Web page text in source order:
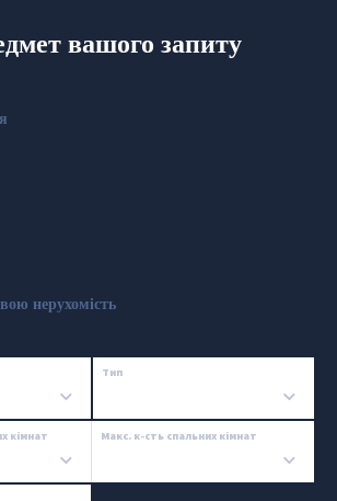
вашого запиту
нерухомість
Тип
кімнат Макс. к-сть спальних кімнат